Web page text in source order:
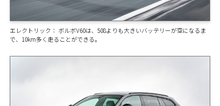
エレクトリック： ボルボV60は、508よりも大きいバッテリーが空になるま
で、10km多く走ることができる。